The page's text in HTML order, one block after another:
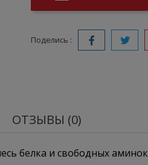
Поделись :
ОТЗЫВЫ (0)
белка и свободных